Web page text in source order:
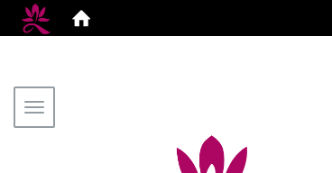
Toggle navigation